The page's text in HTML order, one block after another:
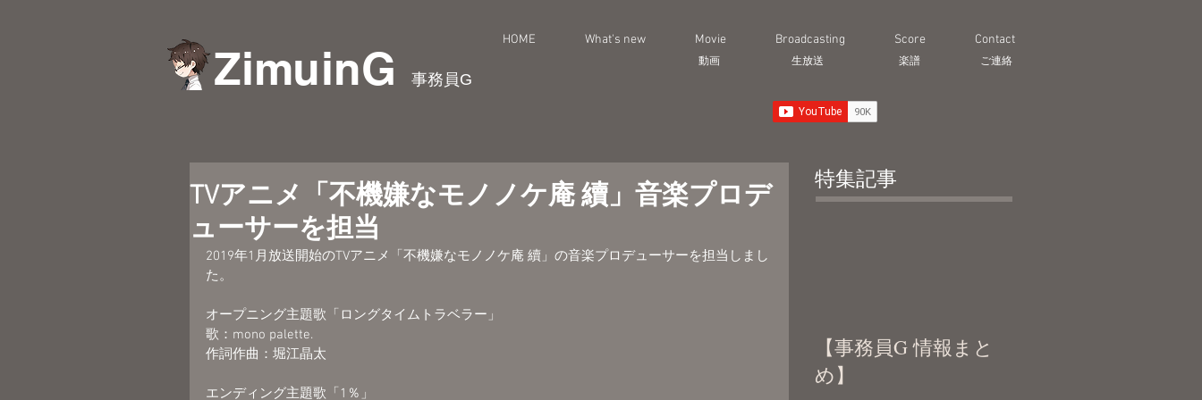
ZimuinG 事務員G
HOME What's new Movie Broadcasting Score Contact
動画 生放送 ​楽譜 ご連絡
TVアニメ「不機嫌なモノノケ庵 續」音楽プロデ
ューサーを担当
2019年1月放送開始のTVアニメ「不機嫌なモノノケ庵 續」の音楽プロデューサーを担当しまし
た。
オープニング主題歌「ロングタイムトラベラー」
歌：mono palette.
作詞作曲：堀江晶太
エンディング主題歌「1％」
特集記事
【事務員G 情報まと
め】